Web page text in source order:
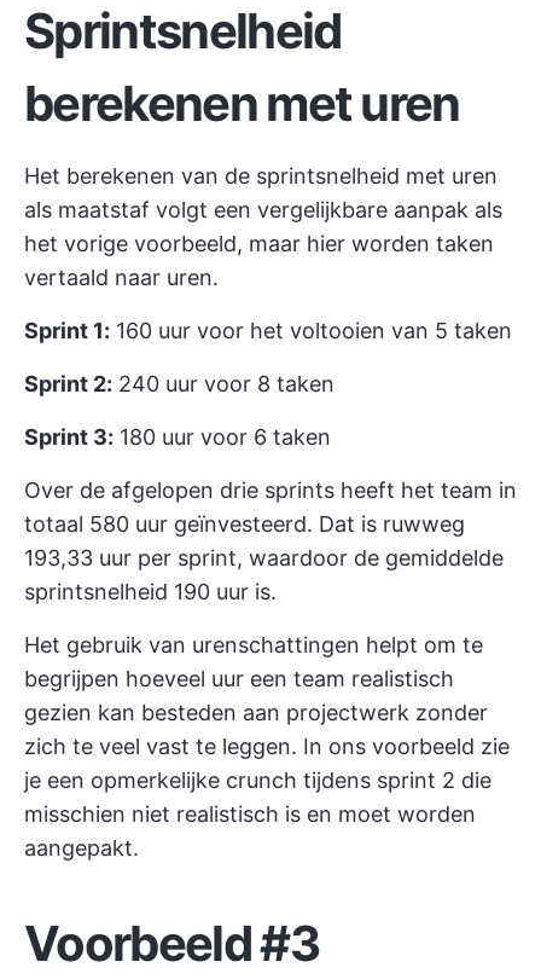
Sprintsnelheid
berekenen met uren
Het berekenen van de sprintsnelheid met uren
als maatstaf volgt een vergelijkbare aanpak als
het vorige voorbeeld, maar hier worden taken
vertaald naar uren.
Sprint 1: 160 uur voor het voltooien van 5 taken
Sprint 2: 240 uur voor 8 taken
Sprint 3: 180 uur voor 6 taken
Over de afgelopen drie sprints heeft het team in
totaal 580 uur geïnvesteerd. Dat is ruwweg
193,33 uur per sprint, waardoor de gemiddelde
sprintsnelheid 190 uur is.
Het gebruik van urenschattingen helpt om te
begrijpen hoeveel uur een team realistisch
gezien kan besteden aan projectwerk zonder
zich te veel vast te leggen. In ons voorbeeld zie
je een opmerkelijke crunch tijdens sprint 2 die
misschien niet realistisch is en moet worden
aangepakt.
Voorbeeld #3